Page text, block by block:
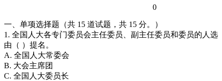
0
一、单项选择题（共 15 道试题，共 15 分。）
1. 全国人大各专门委员会主任委员、副主任委员和委员的人选
由（ ）提名。
A. 全国人大常委会
B. 大会主席团
C. 全国人大委员长